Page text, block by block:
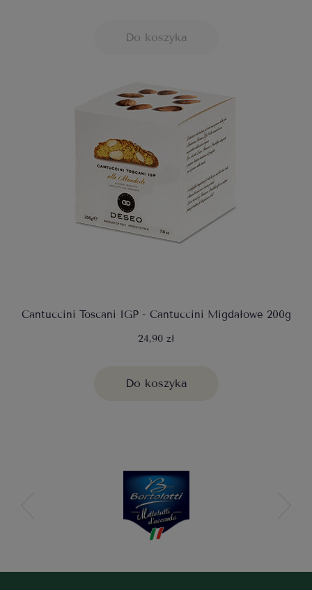
Do koszyka
Cantuccini Toscani IGP - Cantuccini Migdałowe 200g
24,90 zł
Do koszyka